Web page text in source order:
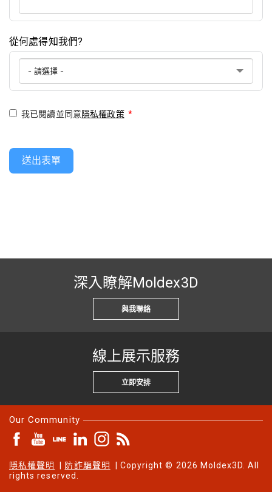
從何處得知我們?
我已閱讀並同意隱私權政策 *
送出表單
深入瞭解Moldex3D
與我聯絡
線上展示服務
立即安排
Our Community
隱私權聲明 防詐騙聲明
| Copyright © 2026 Moldex3D. All
rights reserved.